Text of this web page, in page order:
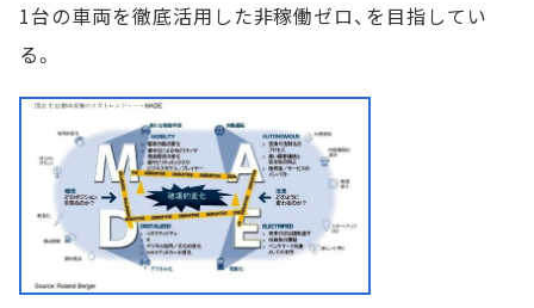
1台の車両を徹底活用した非稼働ゼロ、を目指してい
る。